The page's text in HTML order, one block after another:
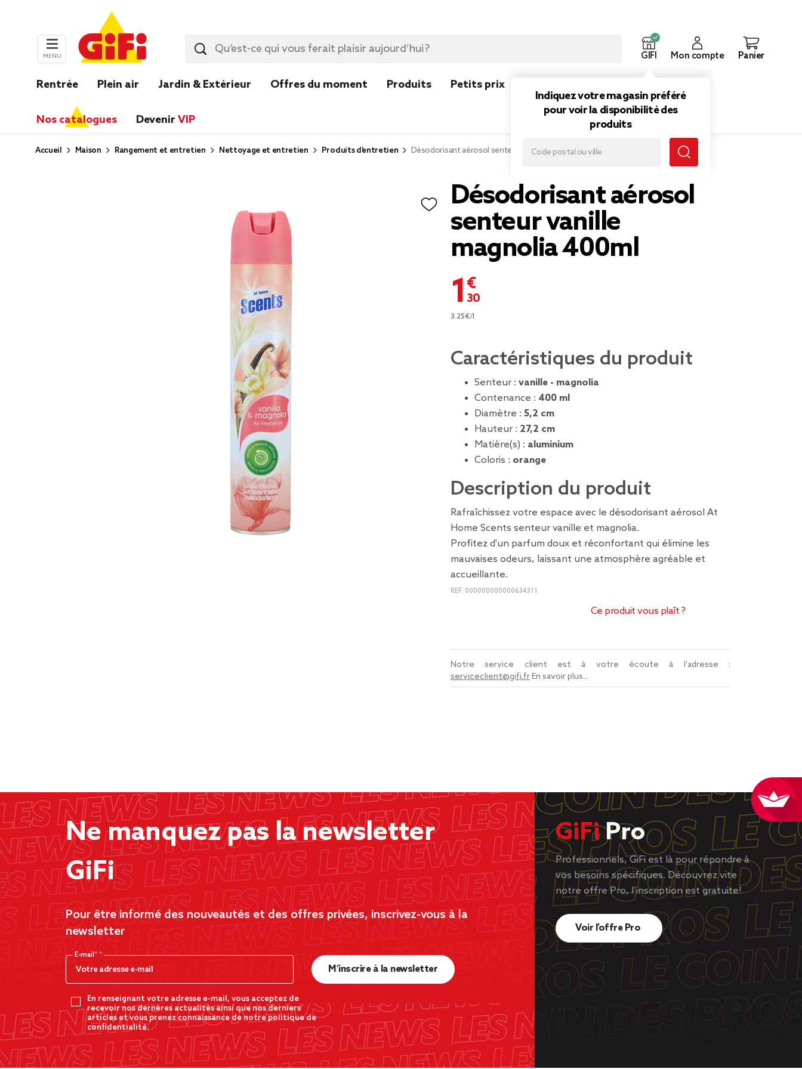
MENU GIFI
Indiquez votre magasin préféré
pour voir la disponibilité des
produits
Mon compte Panier
Rentrée Plein air Jardin & Extérieur Offres du moment Produits Petits prix
Nos catalogues Devenir VIP
Accueil Maison Rangement et entretien Nettoyage et entretien Produits d’entretien Désodorisant aérosol senteur vanille magnolia 400ml
Désodorisant aérosol
senteur vanille
magnolia 400ml
1,30 €
3.25€/l
Caractéristiques du produit
Senteur : vanille - magnolia
Contenance : 400 ml
Diamètre : 5,2 cm
Hauteur : 27,2 cm
Matière(s) : aluminium
Coloris : orange
Description du produit
Rafraîchissez votre espace avec le désodorisant aérosol At
Home Scents senteur vanille et magnolia.
Profitez d'un parfum doux et réconfortant qui élimine les
mauvaises odeurs, laissant une atmosphère agréable et
accueillante.
REF. 000000000000634311
Ce produit vous plaît ?
Notre service client est à votre écoute à l'adresse :
serviceclient@gifi.frEn savoir plus...
Ne manquez pas la newsletter
GiFi
Pour être informé des nouveautés et des offres privées, inscrivez-vous à la
newsletter
E-mail*
En renseignant votre adresse e-mail, vous acceptez de
recevoir nos dernères actualités ainsi que nos derniers
articles et vous prenez connaissance de notre politique de
confidentialité.
M’inscrire à la newsletter
GiFiPro
Professionnels, GiFi est là pour répondre à
vos besoins spécifiques. Découvrez vite
notre offre Pro, l’inscription est gratuite!
Voir l’offre Pro